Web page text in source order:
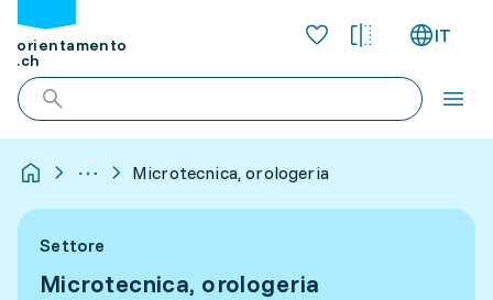
orientamento
.ch
IT
Microtecnica, orologeria
Settore
Microtecnica, orologeria